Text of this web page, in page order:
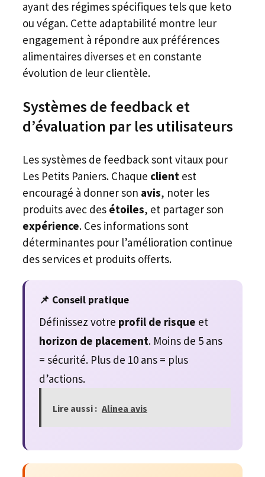
ayant des régimes spécifiques tels que keto
ou végan. Cette adaptabilité montre leur
engagement à répondre aux préférences
alimentaires diverses et en constante
évolution de leur clientèle.
Systèmes de feedback et
d’évaluation par les utilisateurs
Les systèmes de feedback sont vitaux pour
Les Petits Paniers. Chaque client est
encouragé à donner son avis, noter les
produits avec des étoiles, et partager son
expérience. Ces informations sont
déterminantes pour l’amélioration continue
des services et produits offerts.
📌 Conseil pratique
Définissez votre profil de risque et
horizon de placement. Moins de 5 ans
= sécurité. Plus de 10 ans = plus
d’actions.
Lire aussi : Alinea avis